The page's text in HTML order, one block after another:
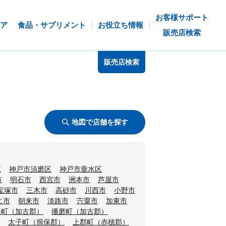
食品・サプリメント お役立ち情報
お客様サポート
販売店検索
販売店検索
地図で店舗を探す
神戸市須磨区
神戸市垂水区
明石市 西宮市 洲本市
芦屋市
塚市
三木市 高砂市 川西市
小野市
市
朝来市 淡路市 宍粟市
加東市
（加古郡）
播磨町（加古郡）
太子町（揖保郡）
上郡町（赤穂郡）